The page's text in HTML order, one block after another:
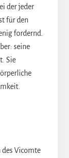
der jeder
für den
fordernd.
seine
Sie
Vicomte